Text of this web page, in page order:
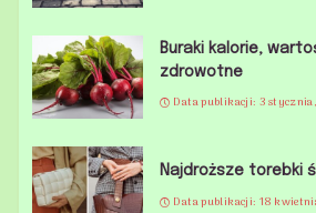
Buraki kalorie,
zdrowotne
Data publikacji: 3
Najdroższe torebki
Data publikacji: 18